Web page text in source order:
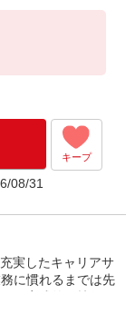
ます。
キープ
08/31
実したキャリアサ
に慣れるまでは先
ューの作り方等の